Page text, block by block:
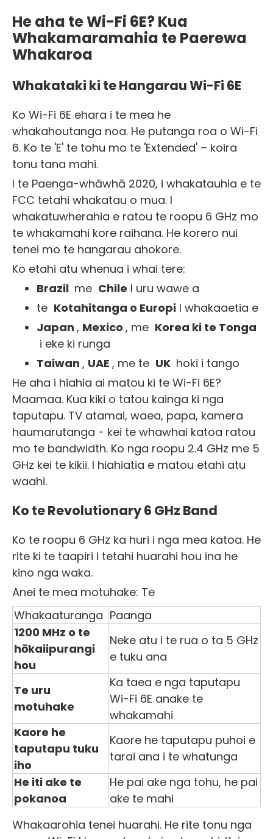
He aha te Wi-Fi 6E? Kua
Whakamaramahia te Paerewa
Whakaroa
Whakataki ki te Hangarau Wi-Fi 6E
Ko Wi-Fi 6E ehara i te mea he
whakahoutanga noa. He putanga roa o Wi-Fi
6. Ko te 'E' te tohu mo te 'Extended' – koira
tonu tana mahi.
I te Paenga-whāwhā 2020, i whakatauhia e te
FCC tetahi whakatau o mua. I
whakatuwherahia e ratou te roopu 6 GHz mo
te whakamahi kore raihana. He korero nui
tenei mo te hangarau ahokore.
Ko etahi atu whenua i whai tere:
Brazil me Chile I uru wawe a
te Kotahitanga o Europi I whakaaetia e
Japan , Mexico , me Korea ki te Tonga
i eke ki runga
Taiwan , UAE , me te UK hoki i tango
He aha i hiahia ai matou ki te Wi-Fi 6E?
Maamaa. Kua kiki o tatou kainga ki nga
taputapu. TV atamai, waea, papa, kamera
haumarutanga - kei te whawhai katoa ratou
mo te bandwidth. Ko nga roopu 2.4 GHz me 5
GHz kei te kikii. I hiahiatia e matou etahi atu
waahi.
Ko te Revolutionary 6 GHz Band
Ko te roopu 6 GHz ka huri i nga mea katoa. He
rite ki te taapiri i tetahi huarahi hou ina he
kino nga waka.
Anei te mea motuhake: Te
Whakaaturanga Paanga
1200 MHz o te
hōkaiipurangi
hou
Neke atu i te rua o ta 5 GHz
e tuku ana
Te uru
motuhake
Ka taea e nga taputapu
Wi-Fi 6E anake te
whakamahi
Kaore he
taputapu tuku
iho
Kaore he taputapu puhoi e
tarai ana i te whatunga
He iti ake te
pokanoa
He pai ake nga tohu, he pai
ake te mahi
Whakaarohia tenei huarahi. He rite tonu nga